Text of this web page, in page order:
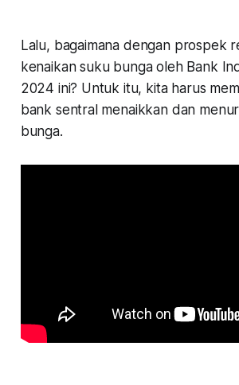
Lalu, bagaimana dengan prospek
kenaikan suku bunga oleh Bank
2024 ini? Untuk itu, kita harus
bank sentral menaikkan dan
bunga.